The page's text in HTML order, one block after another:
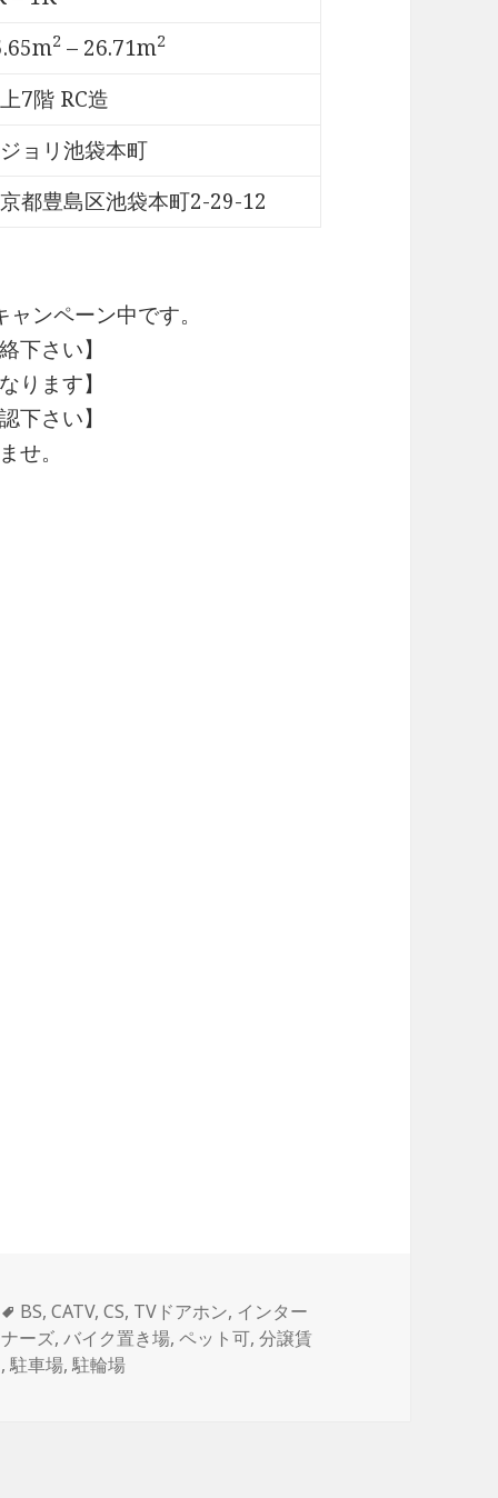
2 – 26.71m2
7階 RC造
ョリ池袋本町
都豊島区池袋本町2-29-12
ャンペーン中です。
下さい】
ります】
下さい】
せ。
タ
グ
BS,CATV,CS, TVドアホン, インター
ーズ,バイク置き場,ペット可,分譲賃
,駐車場,駐輪場